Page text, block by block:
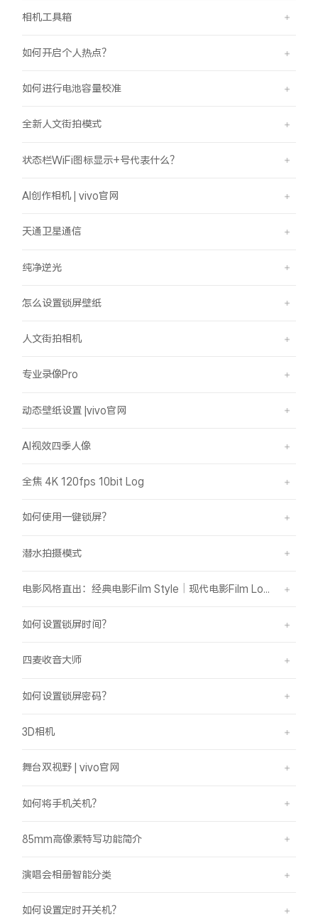
相机工具箱
如何开启个人热点？
如何进行电池容量校准
全新人文街拍模式
状态栏WiFi图标显示+号代表什么？
AI创作相机 | vivo官网
天通卫星通信
纯净逆光
怎么设置锁屏壁纸
人文街拍相机
专业录像Pro
动态壁纸设置 |vivo官网
AI视效四季人像
全焦 4K 120fps 10bit Log
如何使用一键锁屏？
潜水拍摄模式
如何设置锁屏时间？
四麦收音大师
如何设置锁屏密码？
3D相机
舞台双视野 | vivo官网
如何将手机关机？
85mm高像素特写功能简介
演唱会相册智能分类
如何设置定时开关机？